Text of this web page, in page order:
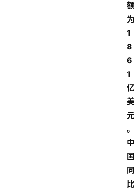
额
为
1
8
6
1
亿
美
元
。
中
国
同
比